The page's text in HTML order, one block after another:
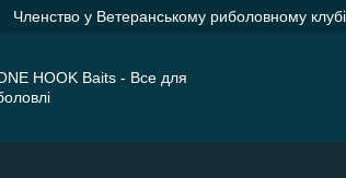
Членство у Ветеранському риболовному